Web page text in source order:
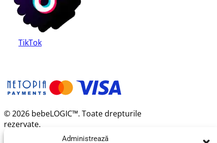
Administrează
TikTok
© 2026 bebeLOGIC™. Toate drepturile
rezervate.